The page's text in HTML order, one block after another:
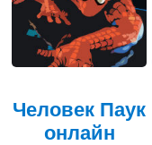
Человек Паук
онлайн